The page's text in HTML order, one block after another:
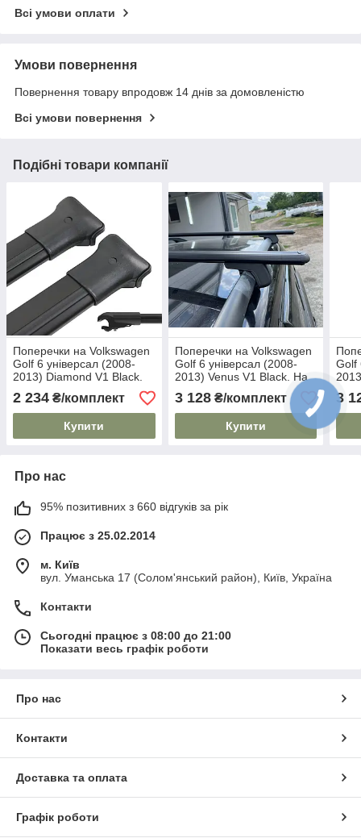
Всі умови оплати
Умови повернення
Повернення товару впродовж 14 днів за домовленістю
Всі умови повернення
Подібні товари компанії
Поперечки на Volkswagen
Golf 6 універсал (2008-
2013) Diamond V1 Black.
На стандартні рейлінги.
Без замка. Чорні
2 234 ₴/комплект
Купити
Поперечки на Volkswagen
Golf 6 універсал (2008-
2013) Venus V1 Black. На
стандартні рейлінги. Без
замка. Чорні
3 128₴/комплект
Купити
Golf
3
Про нас
95% позитивних з 660 відгуків за рік
Працює з 25.02.2014
м. Київ
вул. Уманська 17 (Солом'янський район), Київ, Україна
Контакти
Сьогодні працює з 08:00 до 21:00
Показати весь графік роботи
Про нас
Контакти
Доставка та оплата
Графік роботи